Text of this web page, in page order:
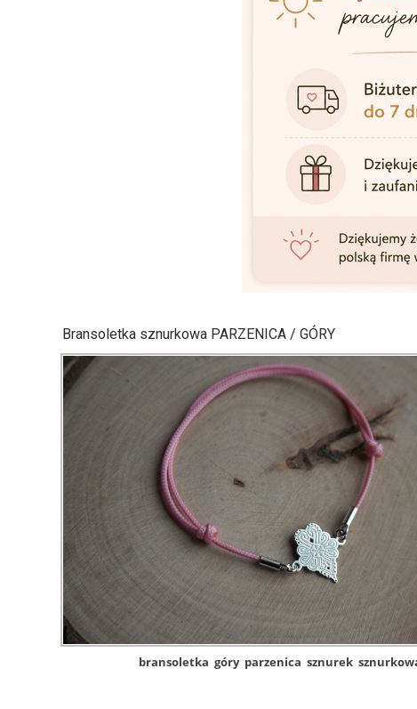
Bransoletka sznurkowa PARZENICA / GÓRY
bransoletka góry parzenica sznurek